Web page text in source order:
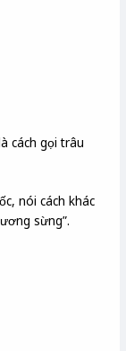
cách gọi trâu
nói cách khác
sừng”.